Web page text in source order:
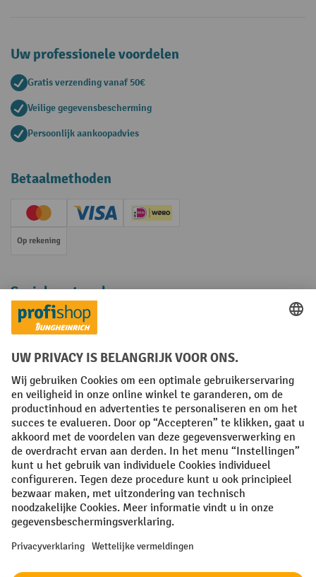
Uw professionele voordelen
Gratis verzending vanaf 50€
Veilige gegevensbescherming
Persoonlijk aankoopadvies
Betaalmethoden
Creditcard (Master)Creditcard (Visa)iDEAL | Wero
Op rekening
Sociale netwerken
Facebook
YouTube
LinkedInInstagram
Algemene leveringsvoorwaarden Copyright
Privacyverklaring Privacy Instellingen
All prices excl. VAT plusshipping costs and possible delivery charges,
if not stated otherwise.
¹ De korting is geldig zolang de voorraad strekt. De korting is niet van
toepassing op speciale prijzen. Een combinatie met andere
procentuele kortingen of vouchers is niet mogelijk. | ² De korting
nieuwsbrief. De voucher is 10 dagen geldig en kan online worden